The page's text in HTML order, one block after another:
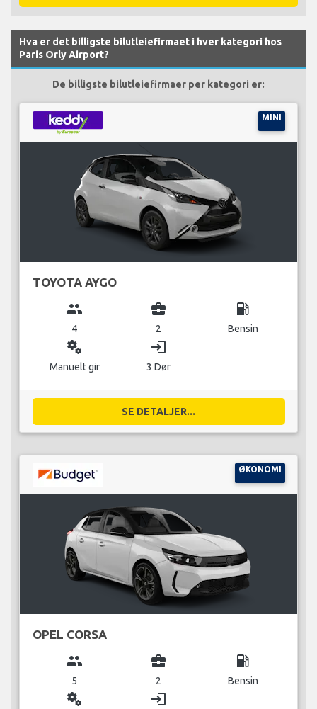
Hva er det billigste bilutleiefirmaet i hver kategori hos
Paris Orly Airport?
De billigste bilutleiefirmaer per kategori er:
MINI
TOYOTA AYGO
group
4
business_center
2
local_gas_station
Bensin
miscellaneous_services
Manuelt gir
login
3 Dør
SE DETALJER...
ØKONOMI
OPEL CORSA
group
5
business_center
2
local_gas_station
Bensin
miscellaneous_services login